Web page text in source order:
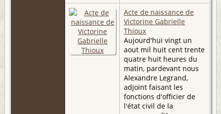
Acte de naissance de
Victorine Gabrielle
Thioux
Aujourd'hui vingt un
aout mil huit cent trente
quatre huit heures du
matin, pardevant nous
Alexandre Legrand,
adjoint faisant les
fonctions d'officier de
l'état civil de la